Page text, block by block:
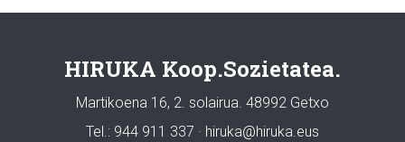
HIRUKA Koop.Sozietatea.
Martikoena 16, 2. solairua. 48992 Getxo
Tel.: 944 911 337 · hiruka@hiruka.eus